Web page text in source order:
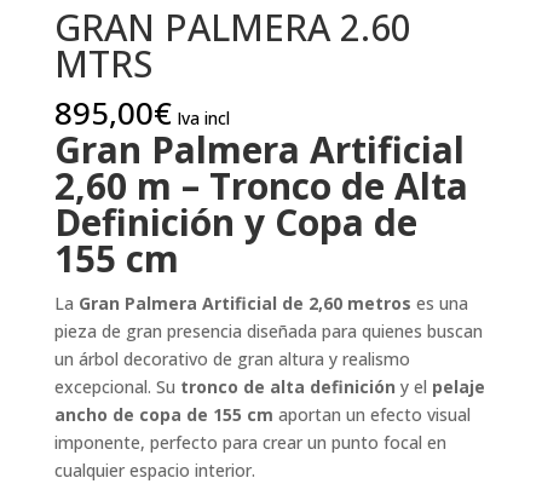
GRAN PALMERA 2.60
MTRS
895,00€ Iva incl
Gran Palmera Artificial
2,60 m – Tronco de Alta
Definición y Copa de
155 cm
La Gran Palmera Artificial de 2,60 metros es una
pieza de gran presencia diseñada para quienes buscan
un árbol decorativo de gran altura y realismo
excepcional. Su tronco de alta definición y el pelaje
ancho de copa de 155 cm aportan un efecto visual
imponente, perfecto para crear un punto focal en
cualquier espacio interior.